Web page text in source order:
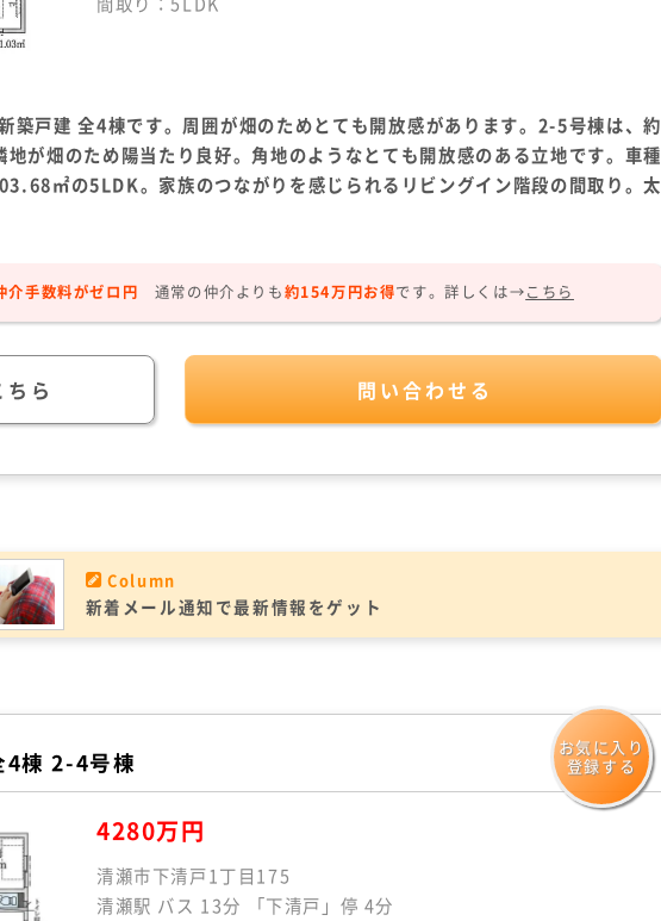
築戸建 全4棟です。周囲が畑のためとても開放感があります。2-5号棟は、約
が畑のため陽当たり良好。角地のようなとても開放感のある立地です。車種
㎡の5LDK。家族のつながりを感じられるリビングイン階段の間取り。太
介手数料がゼロ円 通常の仲介よりも約154万円お得です。詳しくは→こちら
ら 問い合わせる
Column
新着メール通知で最新情報をゲット
4棟 2-4号棟
お気に入り
登録する
4280万円
清瀬市下清戸1丁目175
清瀬駅 バス 13分 「下清戸」停 4分